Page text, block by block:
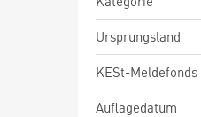
Ursprungsland
KESt-Meldefonds
Auflagedatum